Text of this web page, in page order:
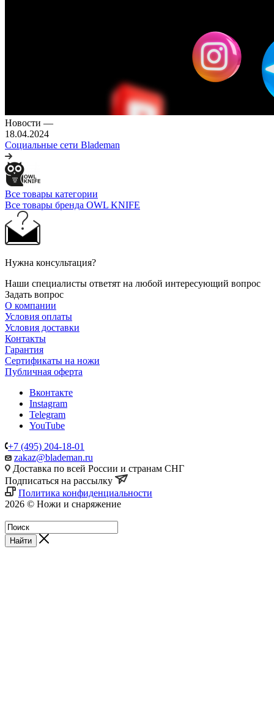
Новости —
18.04.2024
Социальные сети Blademan
Все товары категории
Все товары бренда OWL KNIFE
Нужна консультация?
Наши специалисты ответят на любой интересующий вопрос
Задать вопрос
О компании
Условия оплаты
Условия доставки
Контакты
Гарантия
Сертификаты на ножи
Публичная оферта
Вконтакте
Instagram
Telegram
YouTube
+7 (495) 204-18-01
zakaz@blademan.ru
Доставка по всей России и странам СНГ
Подписаться на рассылку
Политика конфиденциальности
2026 © Ножи и снаряжение
Найти